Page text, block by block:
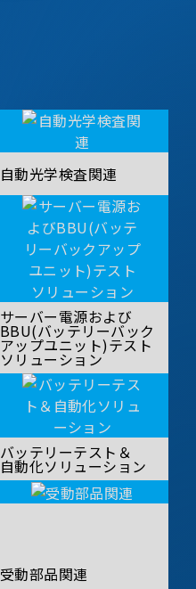
自動光学検査関連
サーバー電源および
BBU(バッテリーバック
アップユニット)テスト
ソリューション
バッテリーテスト＆
自動化ソリューション
受動部品関連